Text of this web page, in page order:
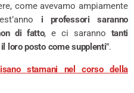
come avevamo ampiamente
i professori saranno
di fatto, e ci saranno tanti
loro posto come supplenti”.
stamani nel corso della